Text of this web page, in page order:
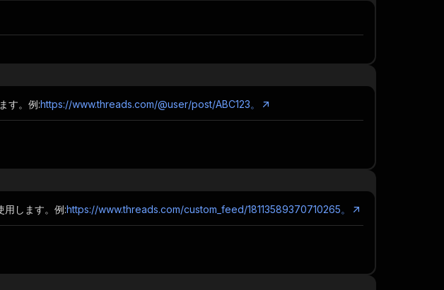
す。例:https://www.threads.com/@user/post/ABC123。
します。例:https://www.threads.com/custom_feed/18113589370710265。